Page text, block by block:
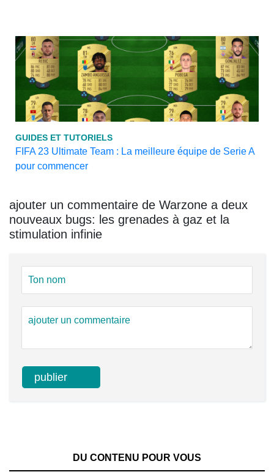
GUIDES ET TUTORIELS
FIFA 23 Ultimate Team : La meilleure équipe de Serie A
pour commencer
ajouter un commentaire de Warzone a deux
nouveaux bugs: les grenades à gaz et la
stimulation infinie
DU CONTENU POUR VOUS